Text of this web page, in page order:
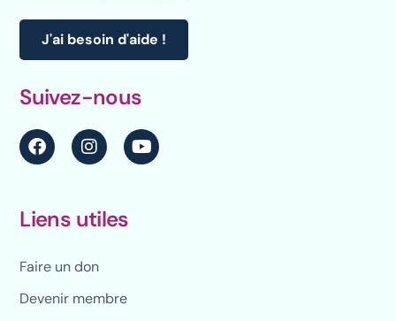
J'ai besoin d'aide !
Suivez-nous
Liens utiles
Faire un don
Devenir membre